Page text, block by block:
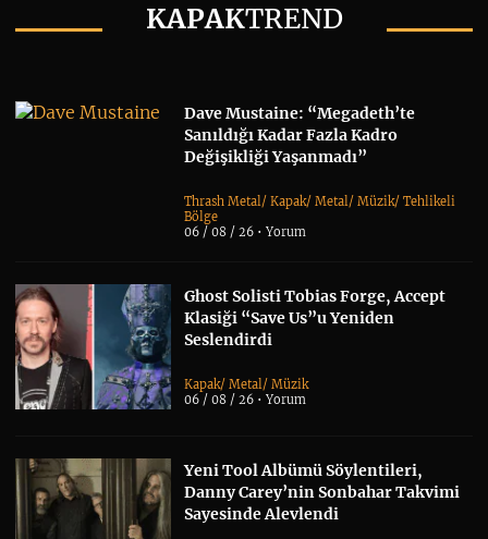
KAPAKTREND
Dave Mustaine: “Megadeth’te
Sanıldığı Kadar Fazla Kadro
Değişikliği Yaşanmadı”
Thrash Metal/Kapak/Metal/Müzik/Tehlikeli
Bölge
06 / 08 / 26 •Yorum
Ghost Solisti Tobias Forge, Accept
Klasiği “Save Us”u Yeniden
Seslendirdi
Kapak/Metal/Müzik
06 / 08 / 26 •Yorum
Yeni Tool Albümü Söylentileri,
Danny Carey’nin Sonbahar Takvimi
Sayesinde Alevlendi